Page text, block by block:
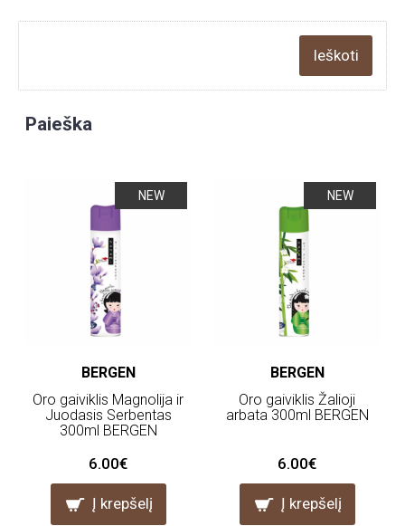
Paieška
NEW
BERGEN
Oro gaiviklis Magnolija ir
Juodasis Serbentas
300ml BERGEN
6.00€
Į krepšelį
NEW
BERGEN
Oro gaiviklis Žalioji
arbata 300ml BERGEN
6.00€
Į krepšelį